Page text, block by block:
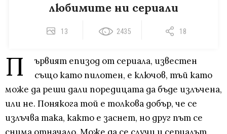
любимите ни сериали
13 2435 18
П
ървият епизод от сериала, известен
също като пилотен, е ключов, тъй като
може да реши дали поредицата да бъде излъчена,
или не. Понякога той е толкова добър, че се
излъчва така, както е заснет, но друг път се